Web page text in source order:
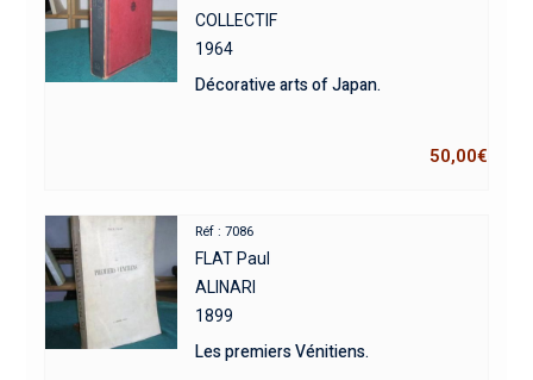
COLLECTIF
1964
Décorative arts of Japan.
50,00€
Réf : 7086
FLAT Paul
ALINARI
1899
Les premiers Vénitiens.